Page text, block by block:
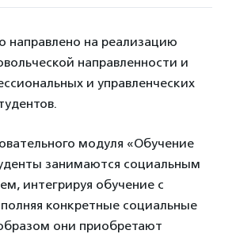
направлено на реализацию
направленности и
и управленческих
модуля «Обучение
занимаются социальным
интегрируя обучение с
конкретные социальные
они приобретают